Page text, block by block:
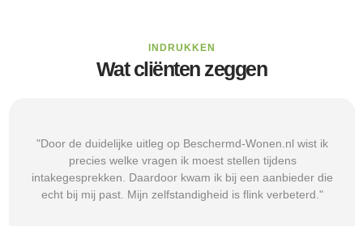
INDRUKKEN
Wat cliënten zeggen
"Door de duidelijke uitleg op Beschermd-Wonen.nl wist ik
precies welke vragen ik moest stellen tijdens
intakegesprekken. Daardoor kwam ik bij een aanbieder die
echt bij mij past. Mijn zelfstandigheid is flink verbeterd."